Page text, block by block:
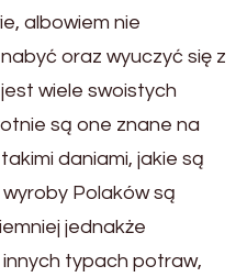
albowiem nie
oraz wyuczyć się z
wiele swoistych
są one znane na
daniami, jakie są
Polaków są
jednakże
typach potraw,